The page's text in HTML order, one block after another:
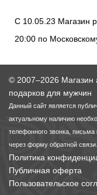
С 10.05.23 Магазин
20:00 по
© 2007–2026 Магазин
подарков для мужчин
Данный сайт является
актуальному наличию
телефонного звонка, письма
через форму обратной связи.
Политика
Публичная оферта
Пользовательское
Перчатки для
Линейки для
Полочки для лука
Плунжеры для лука
Киссеры для лука
Метательные ножи
Охотничьи ножи
Ножи складные